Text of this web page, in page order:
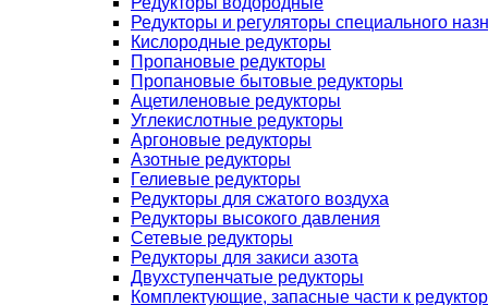
Редукторы и регуляторы специального
Кислородные редукторы
Пропановые редукторы
Пропановые бытовые редукторы
Ацетиленовые редукторы
Углекислотные редукторы
Аргоновые редукторы
Азотные редукторы
Гелиевые редукторы
Редукторы для сжатого воздуха
Редукторы высокого давления
Сетевые редукторы
Редукторы для закиси азота
Двухступенчатые редукторы
Комплектующие, запасные части к